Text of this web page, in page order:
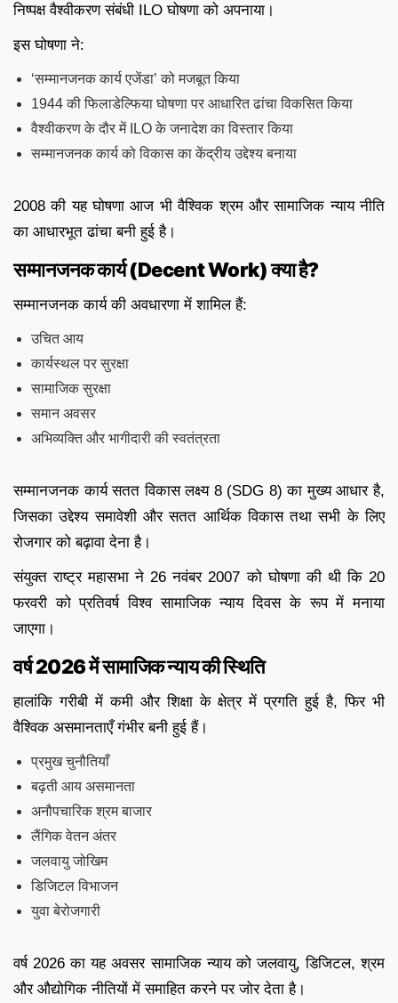
निष्पक्ष वैश्वीकरण संबंधी ILO घोषणा को अपनाया।
इस घोषणा ने:
‘सम्मानजनक कार्य एजेंडा’ को मजबूत किया
1944 की फिलाडेल्फिया घोषणा पर आधारित ढांचा विकसित किया
वैश्वीकरण के दौर में ILO के जनादेश का विस्तार किया
सम्मानजनक कार्य को विकास का केंद्रीय उद्देश्य बनाया
2008 की यह घोषणा आज भी वैश्विक श्रम और सामाजिक न्याय नीति
का आधारभूत ढांचा बनी हुई है।
सम्मानजनक कार्य (Decent Work) क्या है?
सम्मानजनक कार्य की अवधारणा में शामिल हैं:
उचित आय
कार्यस्थल पर सुरक्षा
सामाजिक सुरक्षा
समान अवसर
अभिव्यक्ति और भागीदारी की स्वतंत्रता
सम्मानजनक कार्य सतत विकास लक्ष्य 8 (SDG 8) का मुख्य आधार है,
जिसका उद्देश्य समावेशी और सतत आर्थिक विकास तथा सभी के लिए
रोजगार को बढ़ावा देना है।
संयुक्त राष्ट्र महासभा ने 26 नवंबर 2007 को घोषणा की थी कि 20
फरवरी को प्रतिवर्ष विश्व सामाजिक न्याय दिवस के रूप में मनाया
जाएगा।
वर्ष 2026 में सामाजिक न्याय की स्थिति
हालांकि गरीबी में कमी और शिक्षा के क्षेत्र में प्रगति हुई है, फिर भी
वैश्विक असमानताएँ गंभीर बनी हुई हैं।
प्रमुख चुनौतियाँ
बढ़ती आय असमानता
अनौपचारिक श्रम बाजार
लैंगिक वेतन अंतर
जलवायु जोखिम
डिजिटल विभाजन
युवा बेरोजगारी
वर्ष 2026 का यह अवसर सामाजिक न्याय को जलवायु, डिजिटल, श्रम
और औद्योगिक नीतियों में समाहित करने पर जोर देता है।